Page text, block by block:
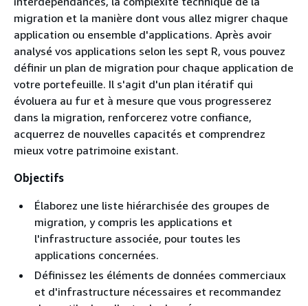
migration et la manière dont vous allez migrer chaque
application ou ensemble d'applications. Après avoir
analysé vos applications selon les sept R, vous pouvez
définir un plan de migration pour chaque application de
votre portefeuille. Il s'agit d'un plan itératif qui
évoluera au fur et à mesure que vous progresserez
dans la migration, renforcerez votre confiance,
acquerrez de nouvelles capacités et comprendrez
mieux votre patrimoine existant.
Objectifs
Élaborez une liste hiérarchisée des groupes de
migration, y compris les applications et
l'infrastructure associée, pour toutes les
applications concernées.
Définissez les éléments de données commerciaux
et d'infrastructure nécessaires et recommandez